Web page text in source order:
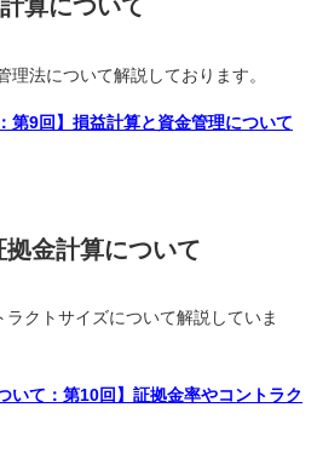
算について
理法について解説しております。
第9回】損益計算と資金管理について
金計算について
クトサイズについて解説していま
いて：第10回】証拠金率やコントラク